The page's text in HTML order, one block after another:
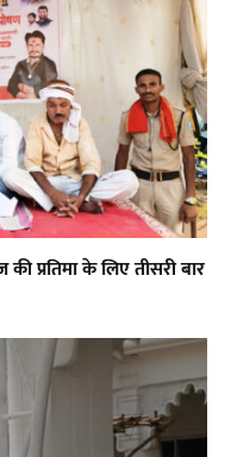
प्रतिमा के लिए तीसरी बार